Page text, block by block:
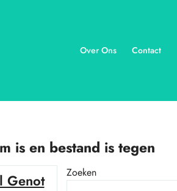
Over Ons Contact
is en bestand is tegen
Genot Zoeken